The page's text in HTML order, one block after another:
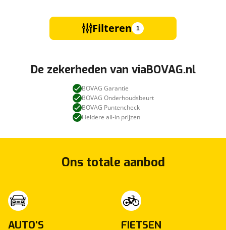
Filteren 1
De zekerheden van viaBOVAG.nl
BOVAG Garantie
BOVAG Onderhoudsbeurt
BOVAG Puntencheck
Heldere all-in prijzen
Ons totale aanbod
AUTO'S FIETSEN